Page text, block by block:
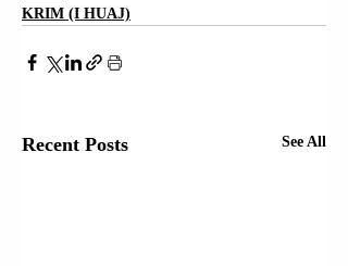
KRIM (I HUAJ)
Recent Posts See All